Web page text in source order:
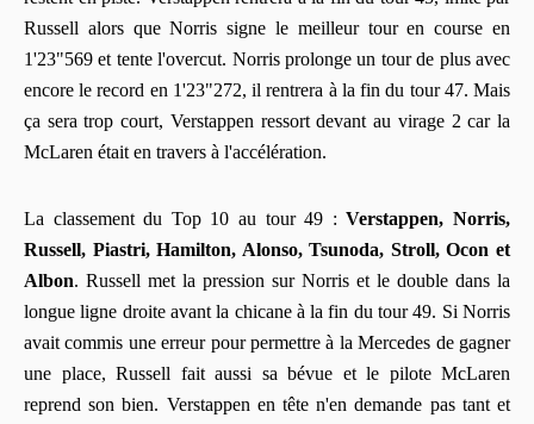
Russell alors que Norris signe le meilleur tour en course en
1'23"569 et tente l'overcut. Norris prolonge un tour de plus avec
encore le record en 1'23"272, il rentrera à la fin du tour 47. Mais
ça sera trop court, Verstappen ressort devant au virage 2 car la
McLaren était en travers à l'accélération.
La classement du Top 10 au tour 49 :Verstappen, Norris,
Russell, Piastri, Hamilton, Alonso, Tsunoda, Stroll, Ocon et
Albon. Russell met la pression sur Norris et le double dans la
longue ligne droite avant la chicane à la fin du tour 49. Si Norris
avait commis une erreur pour permettre à la Mercedes de gagner
une place, Russell fait aussi sa bévue et le pilote McLaren
reprend son bien. Verstappen en tête n'en demande pas tant et